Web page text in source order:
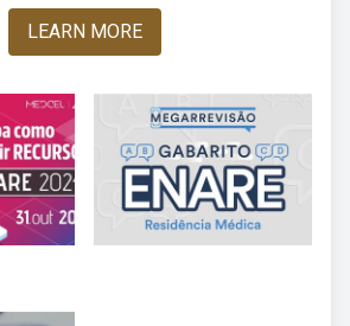
LEARN MORE